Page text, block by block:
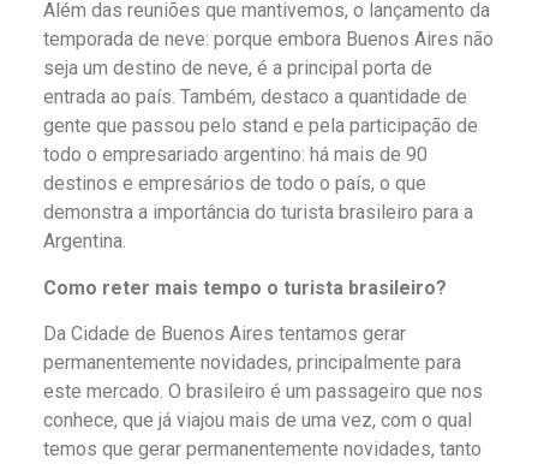
Além das reuniões que mantivemos, o lançamento da
temporada de neve: porque embora Buenos Aires não
seja um destino de neve, é a principal porta de
entrada ao país. Também, destaco a quantidade de
gente que passou pelo stand e pela participação de
todo o empresariado argentino: há mais de 90
destinos e empresários de todo o país, o que
demonstra a importância do turista brasileiro para a
Argentina.
Como reter mais tempo o turista brasileiro?
Da Cidade de Buenos Aires tentamos gerar
permanentemente novidades, principalmente para
este mercado. O brasileiro é um passageiro que nos
conhece, que já viajou mais de uma vez, com o qual
temos que gerar permanentemente novidades, tanto